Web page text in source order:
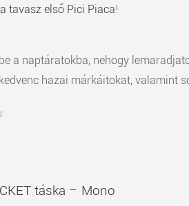
tavasz első Pici Piaca!
a naptáratokba, nehogy
hazai márkáitokat, valamint
táska – Mono